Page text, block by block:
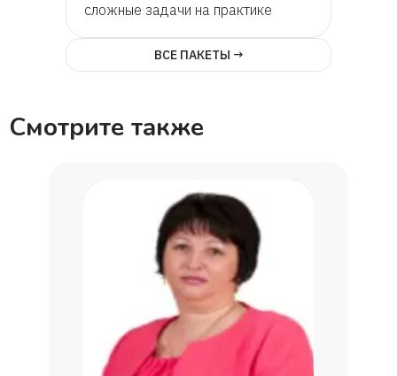
сложные задачи на практике
ВСЕ ПАКЕТЫ →
Смотрите также